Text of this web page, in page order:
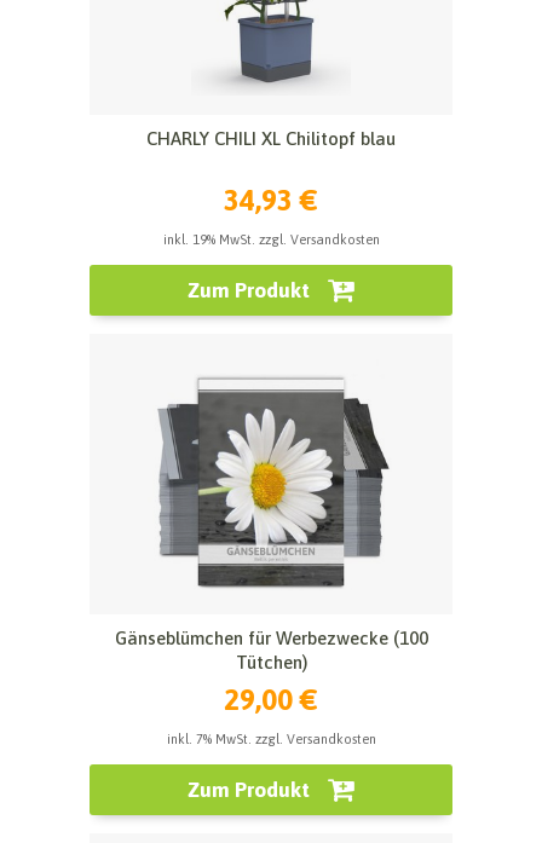
CHARLY CHILI XL Chilitopf blau
34,93 €
inkl. 19% MwSt. zzgl. Versandkosten
Zum Produkt
Gänseblümchen für Werbezwecke (100
Tütchen)
29,00 €
inkl. 7% MwSt. zzgl. Versandkosten
Zum Produkt